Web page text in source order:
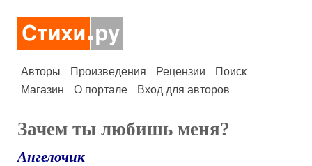
Авторы Произведения Рецензии
Поиск
Магазин
О портале Вход для авторов
Зачем ты любишь меня?
Ангелочик